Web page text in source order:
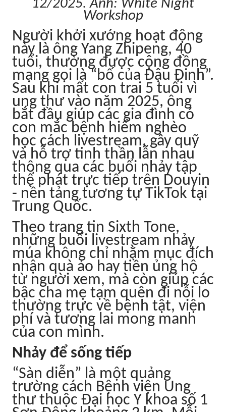
12/2025. Ảnh: White Night
Workshop
Người khởi xướng hoạt động
này là ông Yang Zhipeng, 40
tuổi, thường được cộng đồng
mạng gọi là “bố của Đậu Đinh”.
Sau khi mất con trai 5 tuổi vì
ung thư vào năm 2025, ông
bắt đầu giúp các gia đình có
con mắc bệnh hiểm nghèo
học cách livestream, gây quỹ
và hỗ trợ tinh thần lẫn nhau
thông qua các buổi nhảy tập
thể phát trực tiếp trên Douyin
- nền tảng tương tự TikTok tại
Trung Quốc.
Theo trang tin Sixth Tone,
những buổi livestream nhảy
múa không chỉ nhằm mục đích
nhận quà ảo hay tiền ủng hộ
từ người xem, mà còn giúp các
bậc cha mẹ tạm quên đi nỗi lo
thường trực về bệnh tật, viện
phí và tương lai mong manh
của con mình.
Nhảy để sống tiếp
“Sàn diễn” là một quảng
trường cách Bệnh viện Ung
thư thuộc Đại học Y khoa số 1